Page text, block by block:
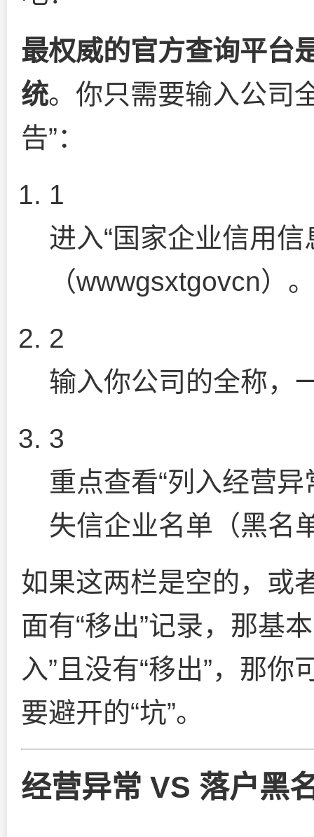
最权威的官方查询平台
统。你只需要输入公司
告”：
1
进入“国家企业信用
（wwwgsxtgovcn）
2
输入你公司的全称，
3
重点查看“列入经营
失信企业名单（黑名
如果这两栏是空的，或
面有“移出”记录，那基
入”且没有“移出”，那
要避开的“坑”。
经营异常 VS 落户黑